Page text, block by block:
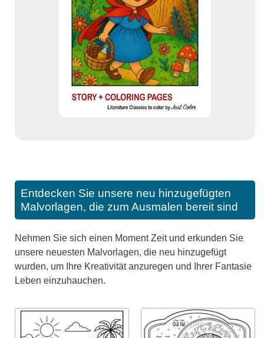
Entdecken Sie unsere neu hinzugefügten
Malvorlagen, die zum Ausmalen bereit sind
Nehmen Sie sich einen Moment Zeit und erkunden Sie
unsere neuesten Malvorlagen, die neu hinzugefügt
wurden, um Ihre Kreativität anzuregen und Ihrer Fantasie
Leben einzuhauchen.